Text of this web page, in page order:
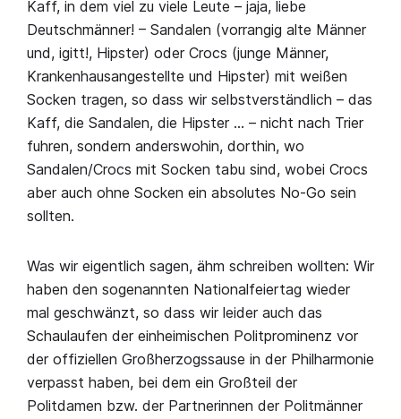
Kaff, in dem viel zu viele Leute – jaja, liebe
Deutschmänner! – Sandalen (vorrangig alte Männer
und, igitt!, Hipster) oder Crocs (junge Männer,
Krankenhausangestellte und Hipster) mit weißen
Socken tragen, so dass wir selbstverständlich – das
Kaff, die Sandalen, die Hipster … – nicht nach Trier
fuhren, sondern anderswohin, dorthin, wo
Sandalen/Crocs mit Socken tabu sind, wobei Crocs
aber auch ohne Socken ein absolutes No-Go sein
sollten.
Was wir eigentlich sagen, ähm schreiben wollten: Wir
haben den sogenannten Nationalfeiertag wieder
mal geschwänzt, so dass wir leider auch das
Schaulaufen der einheimischen Politprominenz vor
der offiziellen Großherzogssause in der Philharmonie
verpasst haben, bei dem ein Großteil der
Politdamen bzw. der Partnerinnen der Politmänner